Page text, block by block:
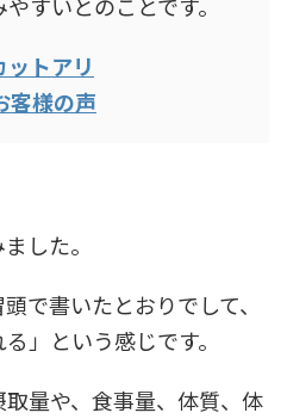
トアリ
様の声
した。
で書いたとおりでして、
」という感じです。
量や、食事量、体質、体